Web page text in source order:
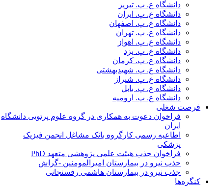
دانشگاه ع. پ. تبریز
دانشگاه ع. پ. ایران
دانشگاه ع. پ. اصفهان
دانشگاه ع. پ. تهران
دانشگاه ع. پ. اهواز
دانشگاه ع. پ. یزد
دانشگاه ع. پ. کرمان
دانشگاه ع. پ. شهید‌بهشتی
دانشگاه ع. پ. شیراز
دانشگاه ع. پ. بابل
دانشگاه ع. پ. ارومیه
فرصت شغلی
فراخوان دعوت به همکاری در گروه علوم پرتویی دانشگاه
ایران
اطاعیه رسمی کارگروه بانک مشاغل انجمن فیزیک
پزشکی
فراخوان جذب هیئت علمی پژوهشی متعهد PhD
حذب نیرو در بیمارستان امیرالمومنین -گراش
جذب نیرو در بیمارستان هاشمی رفسنجانی
کنگره‌ها